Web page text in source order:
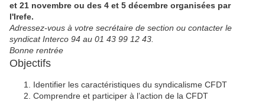
et 21 novembre ou des 4 et 5 décembre organisées par
l'Irefe.
Adressez-vous à votre secrétaire de section ou contacter le
syndicat Interco 94 au 01 43 99 12 43.
Bonne rentrée
Objectifs
Identifier les caractéristiques du syndicalisme CFDT
Comprendre et participer à l’action de la CFDT